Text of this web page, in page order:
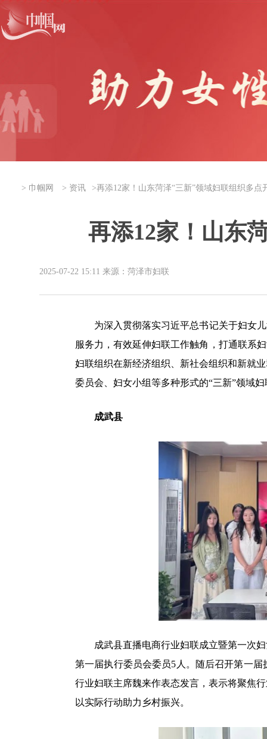
> 巾帼网 > 资讯 >再添12家！山东菏泽“三新”领域妇联组织多点
再添12家！山东
2025-07-22 15:11 来源：菏泽市妇联
为深入贯彻落实习近平总书记关于妇女儿
服务力，有效延伸妇联工作触角，打通联系
妇联组织在新经济组织、新社会组织和新就
委员会、妇女小组等多种形式的“三新”领域
成武县
成武县直播电商行业妇联成立暨第一次妇
第一届执行委员会委员5人。随后召开第一
行业妇联主席魏来作表态发言，表示将聚焦
以实际行动助力乡村振兴。